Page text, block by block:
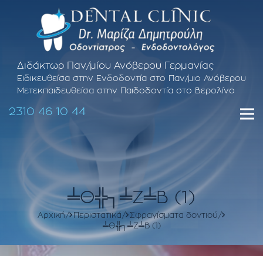
Διδάκτωρ Παν/μίου Ανόβερου Γερμανίας
Ειδικευθείσα στην Ενδοδοντία στο Παν/μιο Ανόβερου
Μετεκπαιδευθείσα στην Παιδοδοντία στο Βερολίνο
2310 46 10 44
╧Θ╬┐╧Ζ╧Β (1)
Αρχική Περιστατικά
Σφραγίσματα δοντιού
╧Θ╬┐╧Ζ╧Β (1)